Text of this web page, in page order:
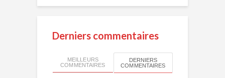
Derniers commentaires
MEILLEURS
COMMENTAIRES
DERNIERS
COMMENTAIRES